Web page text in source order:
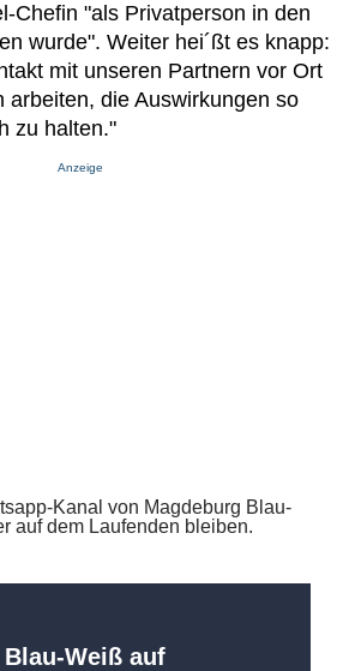
Chefin "als Privatperson in den
wurde". Weiter hei´ßt es knapp:
mit unseren Partnern vor Ort
arbeiten, die Auswirkungen so
zu halten."
Anzeige
Weiß auf